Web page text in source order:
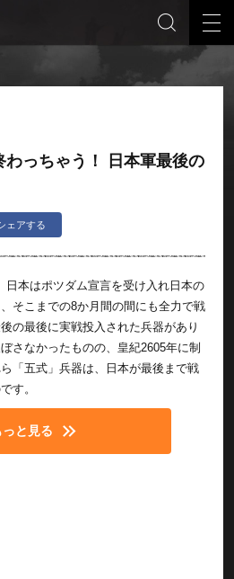
っちゃう！ 日本軍最後の
ェアする
日本はポツダム宣言を受け入れ日本の
そこまでの8か月間の間にも全力で戦
の最後に実戦投入された兵器があり
さなかったものの、皇紀2605年に制
「五式」兵器は、日本が最後まで戦
す。
っと見る